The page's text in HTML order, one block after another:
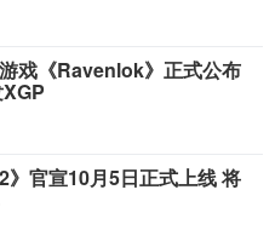
戏《Ravenlok》正式公布
》官宣10月5日正式上线 将